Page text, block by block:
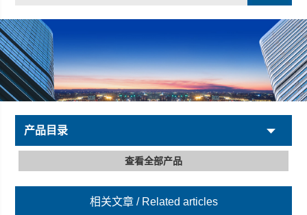
产品目录
查看全部产品
相关文章 / Related articles